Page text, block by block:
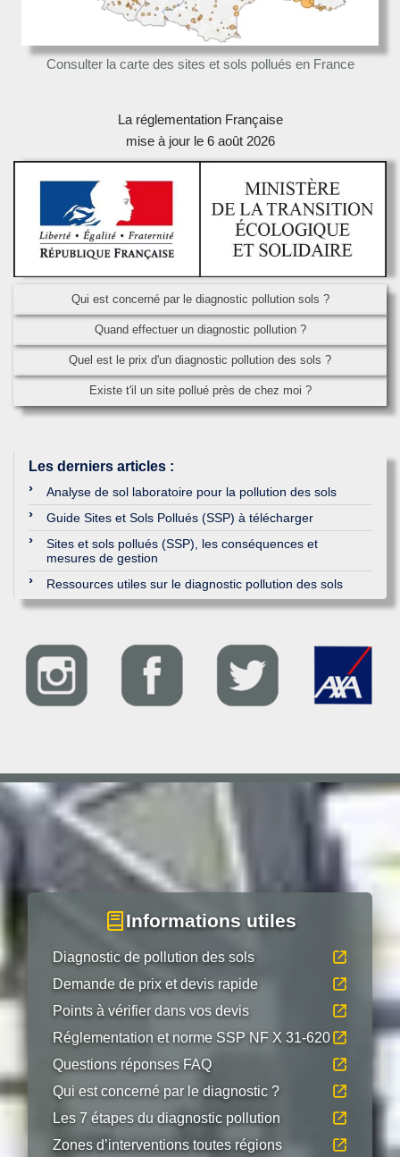
Consulter la carte des sites et sols pollués en France
La réglementation Française
mise à jour le 6 août 2026
Qui est concerné par le diagnostic pollution sols ?
Quand effectuer un diagnostic pollution ?
Quel est le prix d'un diagnostic pollution des sols ?
Existe t'il un site pollué près de chez moi ?
Les derniers articles :
Analyse de sol laboratoire pour la pollution des sols
Guide Sites et Sols Pollués (SSP) à télécharger
Sites et sols pollués (SSP), les conséquences et
mesures de gestion
Ressources utiles sur le diagnostic pollution des sols
Informations utiles
Diagnostic de pollution des sols
Demande de prix et devis rapide
Points à vérifier dans vos devis
Réglementation et norme SSP NF X 31-620
Questions réponses FAQ
Qui est concerné par le diagnostic ?
Les 7 étapes du diagnostic pollution
Zones d’interventions toutes régions